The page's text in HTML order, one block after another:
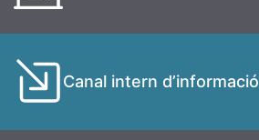
Canal intern d’informació